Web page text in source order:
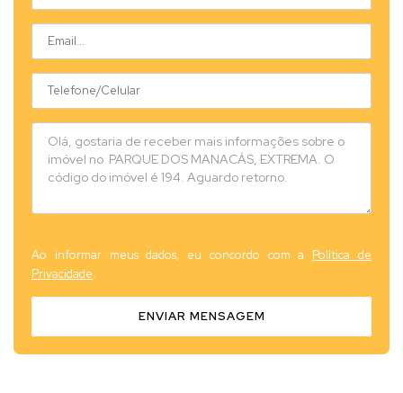
Ao informar meus dados, eu concordo com a Política de
Privacidade.
ENVIAR MENSAGEM